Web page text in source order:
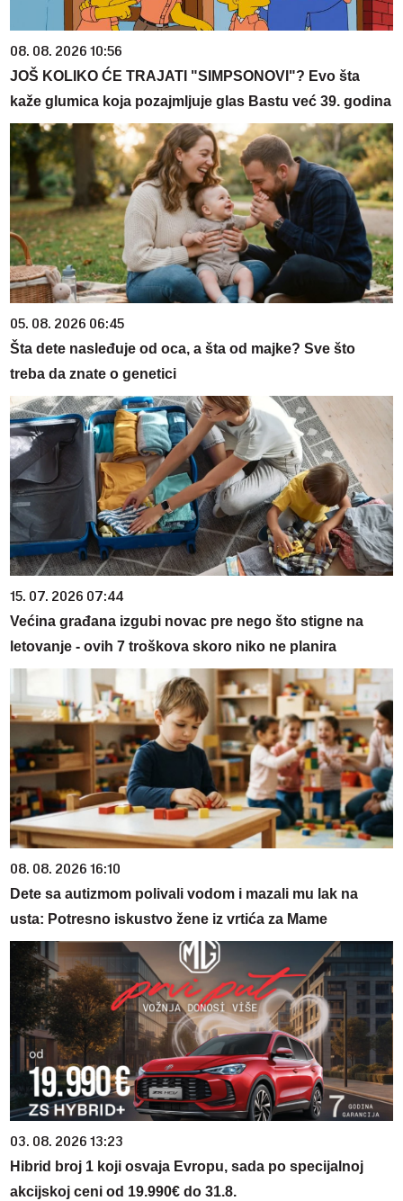
08. 08. 2026 10:56
JOŠ KOLIKO ĆE TRAJATI "SIMPSONOVI"? Evo šta
kaže glumica koja pozajmljuje glas Bastu već 39. godina
05. 08. 2026 06:45
Šta dete nasleđuje od oca, a šta od majke? Sve što
treba da znate o genetici
15. 07. 2026 07:44
Većina građana izgubi novac pre nego što stigne na
letovanje - ovih 7 troškova skoro niko ne planira
08. 08. 2026 16:10
Dete sa autizmom polivali vodom i mazali mu lak na
usta: Potresno iskustvo žene iz vrtića za Mame
03. 08. 2026 13:23
Hibrid broj 1 koji osvaja Evropu, sada po specijalnoj
akcijskoj ceni od 19.990€ do 31.8.